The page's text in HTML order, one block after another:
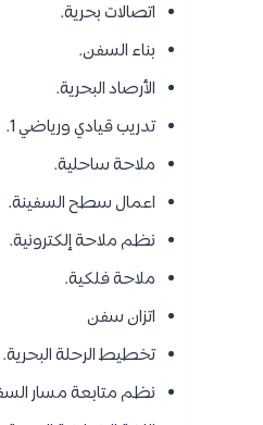
اتصالات بحرية.
بناء السفن.
الأرصاد البحرية.
تدريب قيادي ورياضي 1.
ملاحة ساحلية.
اعمال سطح السفينة.
نظم ملاحة إلكترونية.
ملاحة فلكية.
اتزان سفن
تخطيط الرحلة البحرية.
نظم متابعة مسار